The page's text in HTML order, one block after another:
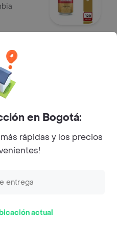
en Bogotá:
rápidas y los precios
actual